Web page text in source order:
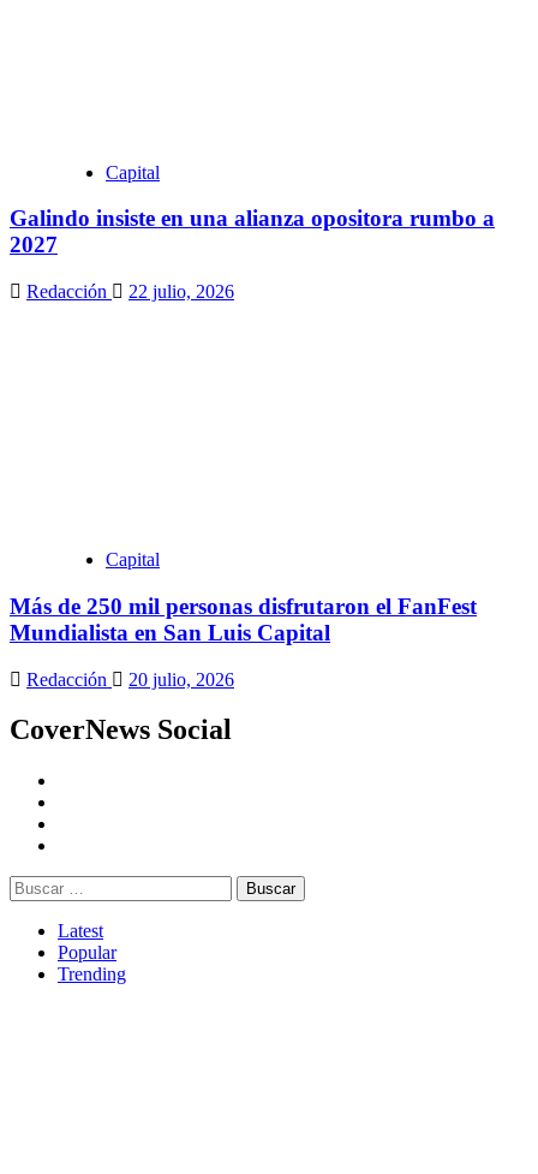
Capital
Galindo insiste en una alianza opositora rumbo a
2027
Redacción 22 julio, 2026
Capital
Más de 250 mil personas disfrutaron el FanFest
Mundialista en San Luis Capital
Redacción 20 julio, 2026
CoverNews Social
Buscar:
Latest
Popular
Trending